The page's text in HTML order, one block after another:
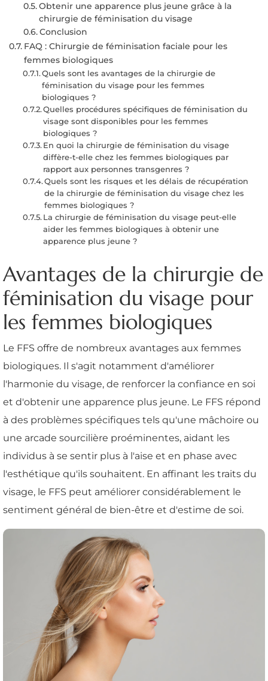
Obtenir une apparence plus jeune grâce à la
chirurgie de féminisation du visage
Conclusion
FAQ : Chirurgie de féminisation faciale pour les
femmes biologiques
Quels sont les avantages de la chirurgie de
féminisation du visage pour les femmes
biologiques ?
Quelles procédures spécifiques de féminisation du
visage sont disponibles pour les femmes
biologiques ?
En quoi la chirurgie de féminisation du visage
diffère-t-elle chez les femmes biologiques par
rapport aux personnes transgenres ?
Quels sont les risques et les délais de récupération
de la chirurgie de féminisation du visage chez les
femmes biologiques ?
La chirurgie de féminisation du visage peut-elle
aider les femmes biologiques à obtenir une
apparence plus jeune ?
Avantages de la chirurgie de
féminisation du visage pour
les femmes biologiques
Le FFS offre de nombreux avantages aux femmes
biologiques. Il s'agit notamment d'améliorer
l'harmonie du visage, de renforcer la confiance en soi
et d'obtenir une apparence plus jeune. Le FFS répond
à des problèmes spécifiques tels qu'une mâchoire ou
une arcade sourcilière proéminentes, aidant les
individus à se sentir plus à l'aise et en phase avec
l'esthétique qu'ils souhaitent. En affinant les traits du
visage, le FFS peut améliorer considérablement le
sentiment général de bien-être et d'estime de soi.